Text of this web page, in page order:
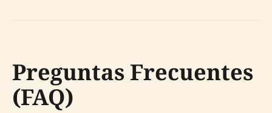
Preguntas Frecuentes
(FAQ)